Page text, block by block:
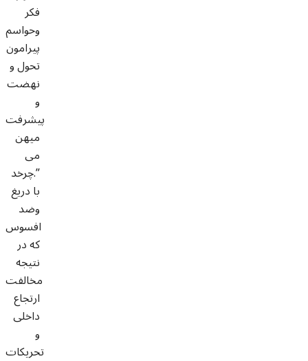
فکر
وحواسم
پیرامون
تحول و
نهضت
و
پیشرفت
میهن
می
چرخد.”
با دریغ
وضد
افسوس
که در
نتیجه
مخالفت
ارتجاع
داخلی
و
تحریکات